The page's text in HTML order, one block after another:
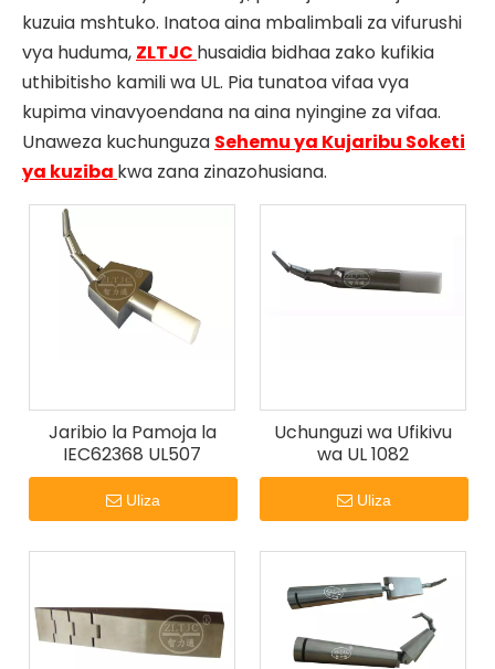
kuzuia mshtuko. Inatoa aina mbalimbali za vifurushi
vya huduma, ZLTJC husaidia bidhaa zako kufikia
uthibitisho kamili wa UL. Pia tunatoa vifaa vya
kupima vinavyoendana na aina nyingine za vifaa.
Unaweza kuchunguza Sehemu ya Kujaribu Soketi
ya kuziba kwa zana zinazohusiana.
Jaribio la Pamoja la
IEC62368 UL507
Uliza
Uchunguzi wa Ufikivu
wa UL 1082
Uliza